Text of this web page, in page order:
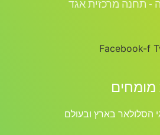
Facebook-f
הסלולאר בארץ ובעולם